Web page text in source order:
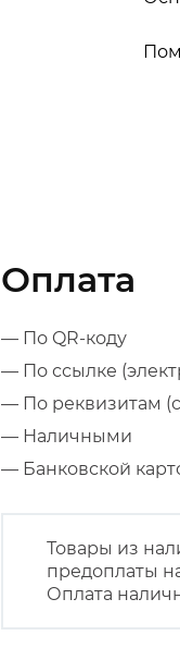
Оплата
— По QR-коду
— По ссылке
— По реквизитам
— Наличными
— Банковской
Товары из
предоплаты
Оплата